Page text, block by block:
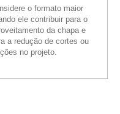
o formato maior
ele contribuir para o
da chapa e
a redução de cortes ou
no projeto.